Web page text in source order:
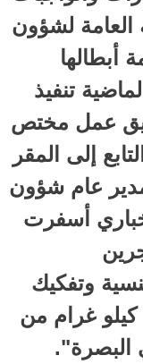
العامة لشؤون
أبطالها
تنفيذ
عمل مختص
إلى المقر
مدير عام شؤون
أسفرت
(4) متاجرين
وتفكيك
الدولية وضبط (170) كيلو غرام من
البصرة".